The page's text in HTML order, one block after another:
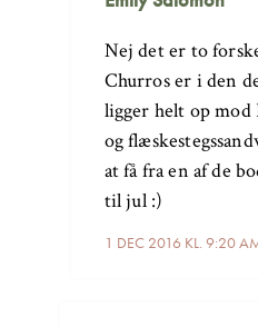
1 DEC 2016 KL. 9:20
Nej det er to
Churros er i den
ligger helt op mod
og
at få fra en af de
til jul :)